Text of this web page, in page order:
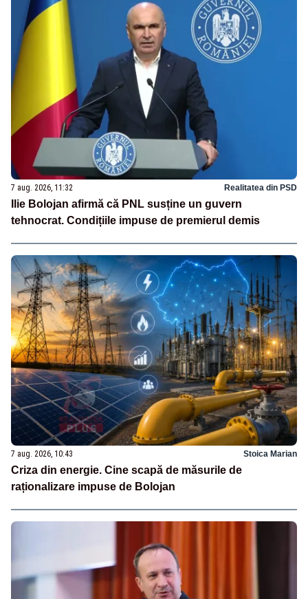
7 aug. 2026, 11:32 Realitatea din PSD
Ilie Bolojan afirmă că PNL susține un guvern
tehnocrat. Condițiile impuse de premierul demis
7 aug. 2026, 10:43 Stoica Marian
Criza din energie. Cine scapă de măsurile de
raționalizare impuse de Bolojan